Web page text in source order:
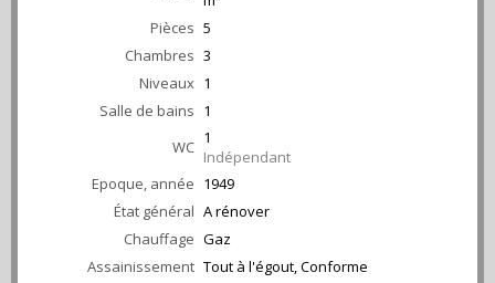
Pièces 5
Chambres 3
Niveaux 1
Salle de bains 1
WC 1
Indépendant
Epoque, année 1949
État général A rénover
Chauffage Gaz
Assainissement Tout à l'égout, Conforme